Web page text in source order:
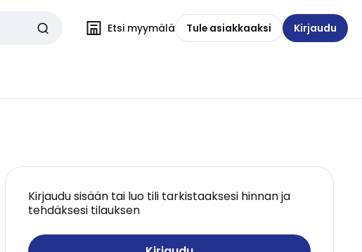
Etsi myymälä Tule asiakkaaksi Kirjaudu
Kirjaudu sisään tai luo tili tarkistaaksesi hinnan ja
tehdäksesi tilauksen